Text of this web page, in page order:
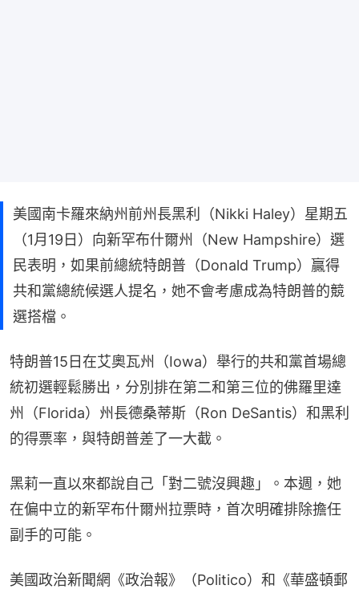
美國南卡羅來納州前州長黑利（Nikki Haley）星期五
（1月19日）向新罕布什爾州（New Hampshire）選
民表明，如果前總統特朗普（Donald Trump）贏得
共和黨總統候選人提名，她不會考慮成為特朗普的競
選搭檔。
特朗普15日在艾奧瓦州（Iowa）舉行的共和黨首場總
統初選輕鬆勝出，分別排在第二和第三位的佛羅里達
州（Florida）州長德桑蒂斯（Ron DeSantis）和黑利
的得票率，與特朗普差了一大截。
黑莉一直以來都說自己「對二號沒興趣」。本週，她
在偏中立的新罕布什爾州拉票時，首次明確排除擔任
副手的可能。
美國政治新聞網《政治報》（Politico）和《華盛頓郵